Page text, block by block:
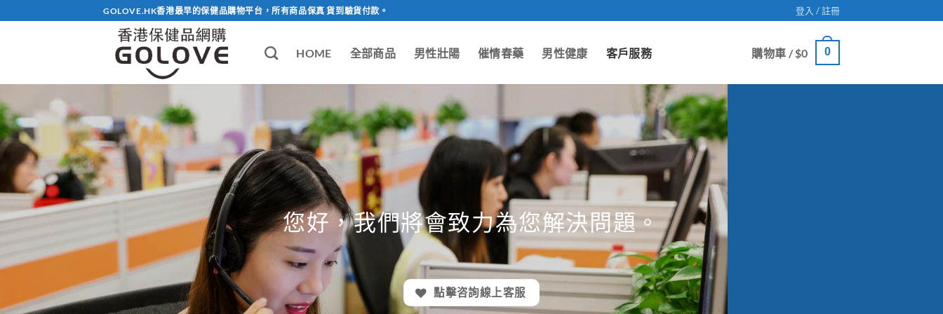
to
GOLOVE.HK香港最早的保健品購物平台，所有商品保真 貨到驗貨付款。 登入 / 註冊
HOME 全部商品 男性壯陽 催情春藥 男性健康 客戶服務 購物車 /$0 0
您好，我們將會致力為您解決問題。
點擊咨詢線上客服